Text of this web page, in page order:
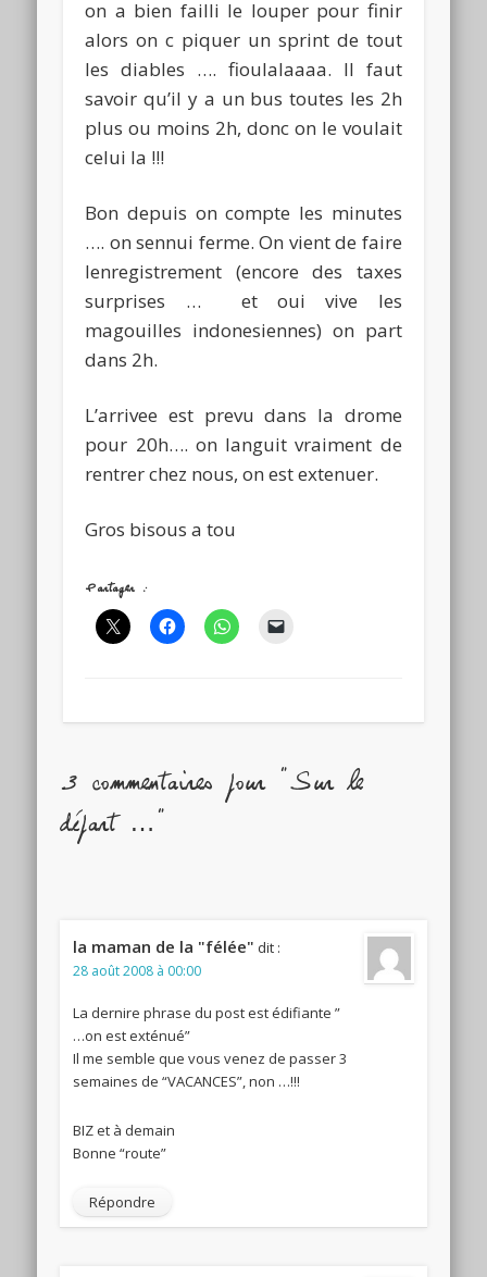
on a bien failli le louper pour finir
alors on c piquer un sprint de tout
les diables …. fioulalaaaa. Il faut
savoir qu’il y a un bus toutes les 2h
plus ou moins 2h, donc on le voulait
celui la !!!
Bon depuis on compte les minutes
…. on sennui ferme. On vient de faire
lenregistrement (encore des taxes
surprises … et oui vive les
magouilles indonesiennes) on part
dans 2h.
L’arrivee est prevu dans la drome
pour 20h…. on languit vraiment de
rentrer chez nous, on est extenuer.
Gros bisous a tou
Partager :
3 commentaires pour "Sur le
départ …"
la maman de la "félée" dit :
28 août 2008 à 00:00
La dernire phrase du post est édifiante ”
…on est exténué”
Il me semble que vous venez de passer 3
semaines de “VACANCES”, non …!!!
BIZ et à demain
Bonne “route”
Répondre